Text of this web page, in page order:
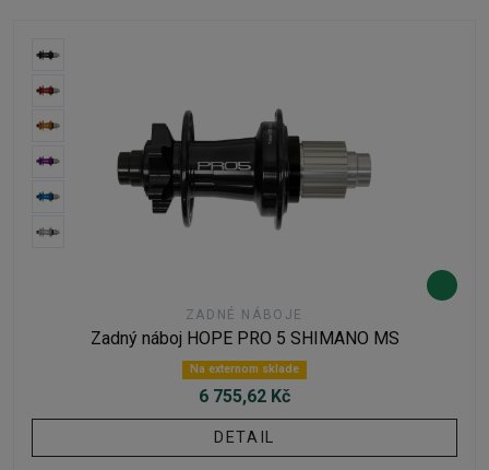
ZADNÉ NÁBOJE
Zadný náboj HOPE PRO 5 SHIMANO MS
Na externom sklade
6 755,62 Kč
DETAIL